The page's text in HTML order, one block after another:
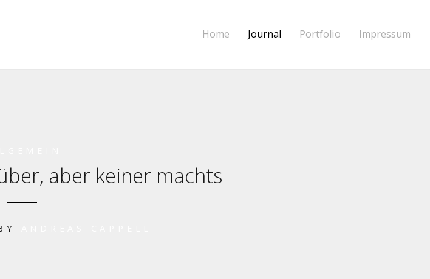
Home Journal Portfolio Impressum
aber keiner machts